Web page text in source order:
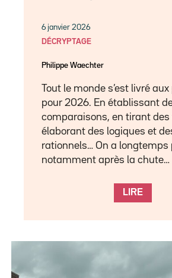
6 janvier 2026
DÉCRYPTAGE
Philippe Waechter
Tout le monde s’est livré
pour 2026. En établissant
comparaisons, en tirant des
élaborant des logiques et
rationnels… On a longtemps
notamment après la chute…
LIRE